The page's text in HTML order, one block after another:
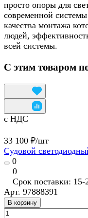
просто опоры для
современной
качества монтажа
людей,
всей системы.
С этим товаром
с НДС
33 100 ₽/шт
Судовой
0
0
Срок поставки: 15-
Арт. 97888391
В корзину